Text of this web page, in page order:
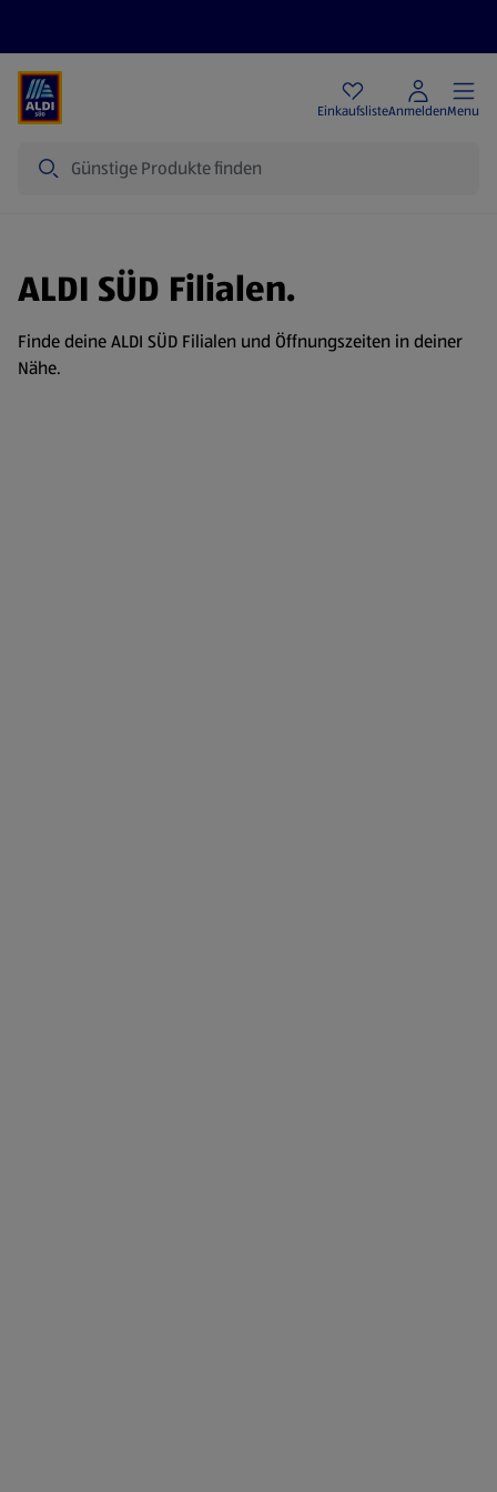
EinkaufslisteAnmeldenMenu
ALDI SÜD Filialen.
Finde deine ALDI SÜD Filialen und Öffnungszeiten in deiner
Nähe.